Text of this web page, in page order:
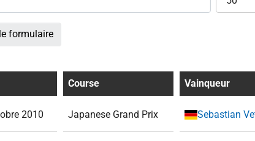
formulaire
Course Vainqueur
2010 Japanese Grand Prix Sebastian